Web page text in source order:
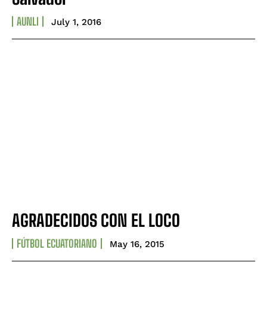
AUNLI July 1, 2016
AGRADECIDOS CON EL LOCO
FÚTBOL ECUATORIANO May 16, 2015